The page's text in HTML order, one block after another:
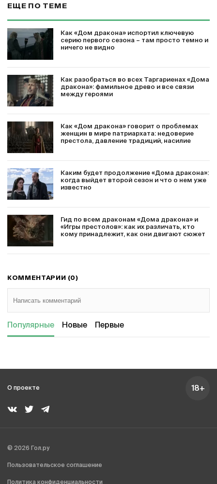
ЕЩЕ ПО ТЕМЕ
Как «Дом дракона» испортил ключевую
серию первого сезона – там просто темно и
ничего не видно
Как разобраться во всех Таргариенах «Дома
дракона»: фамильное древо и все связи
между героями
Как «Дом дракона» говорит о проблемах
женщин в мире патриархата: недоверие
престола, давление традиций, насилие
Каким будет продолжение «Дома дракона»:
когда выйдет второй сезон и что о нем уже
известно
Гид по всем драконам «Дома дракона» и
«Игры престолов»: как их различать, кто
кому принадлежит, как они двигают сюжет
КОММЕНТАРИИ (0)
Популярные Новые Первые
О проекте 18+
© 2026 Гол.ру
Пользовательское соглашение
Политика конфиденциальности